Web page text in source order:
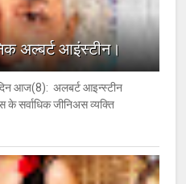
अल्बर्ट आइंस्टीन।
आज(8): अलबर्ट आइन्स्टीन
सर्वाधिक जीनिअस व्यक्ति